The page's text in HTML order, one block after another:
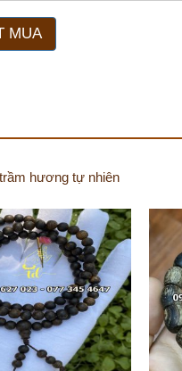
MUA
hương tự nhiên